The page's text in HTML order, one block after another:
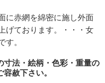
に赤網を綿密に施し外面
げております。・・・女
す。
寸法・絵柄・色彩・重量の
赦下さい。